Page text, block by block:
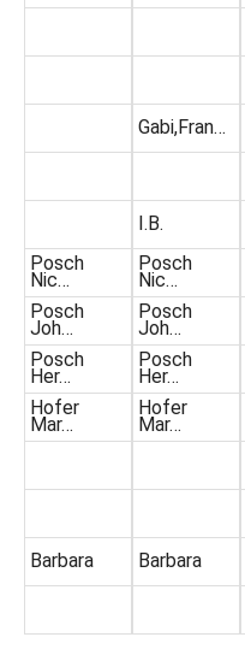
Posch
Nic…
Posch
Joh…
Posch
Her…
Hofer
Mar…
Barbara
Gabi,Fran…
I.B.
Posch
Nic…
Posch
Joh…
Posch
Her…
Hofer
Mar…
Barbara